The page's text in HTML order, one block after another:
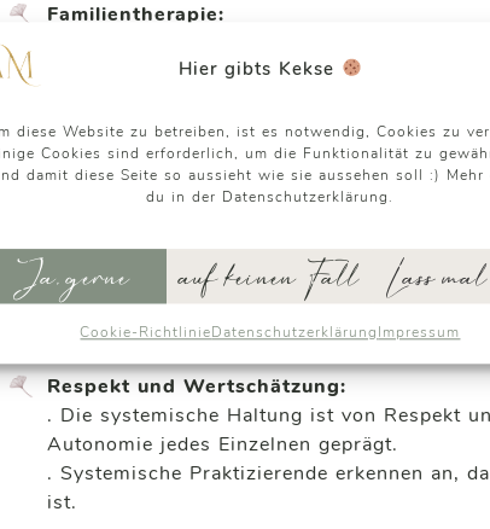
Hier gibts Kekse
diese Website zu betreiben, ist es notwendig, Cookies zu
Cookies sind erforderlich, um die Funktionalität zu
damit diese Seite so aussieht wie sie aussehen soll :) Mehr
du in der Datenschutzerklärung.
Ja, gerne auf keinen Fall Lass
Cookie-RichtlinieDatenschutzerklärungImpressum
Familientherapie:
indem Familien gemeinsam an ihren
systemische Haltung ist ein grundlegendes
eine bestimmte Art des Denkens,
Hier sind die wichtigsten Aspekte:
Neutralität und Allparteilichkeit:
. Systemische Praktizierende nehmen eine
bedeutet, sie bewerten die Beteiligten nicht
. Sie versuchen, die Perspektiven aller
Respekt und Wertschätzung:
. Die systemische Haltung ist von Respekt
Autonomie jedes Einzelnen geprägt.
. Systemische Praktizierende erkennen an,
ist.